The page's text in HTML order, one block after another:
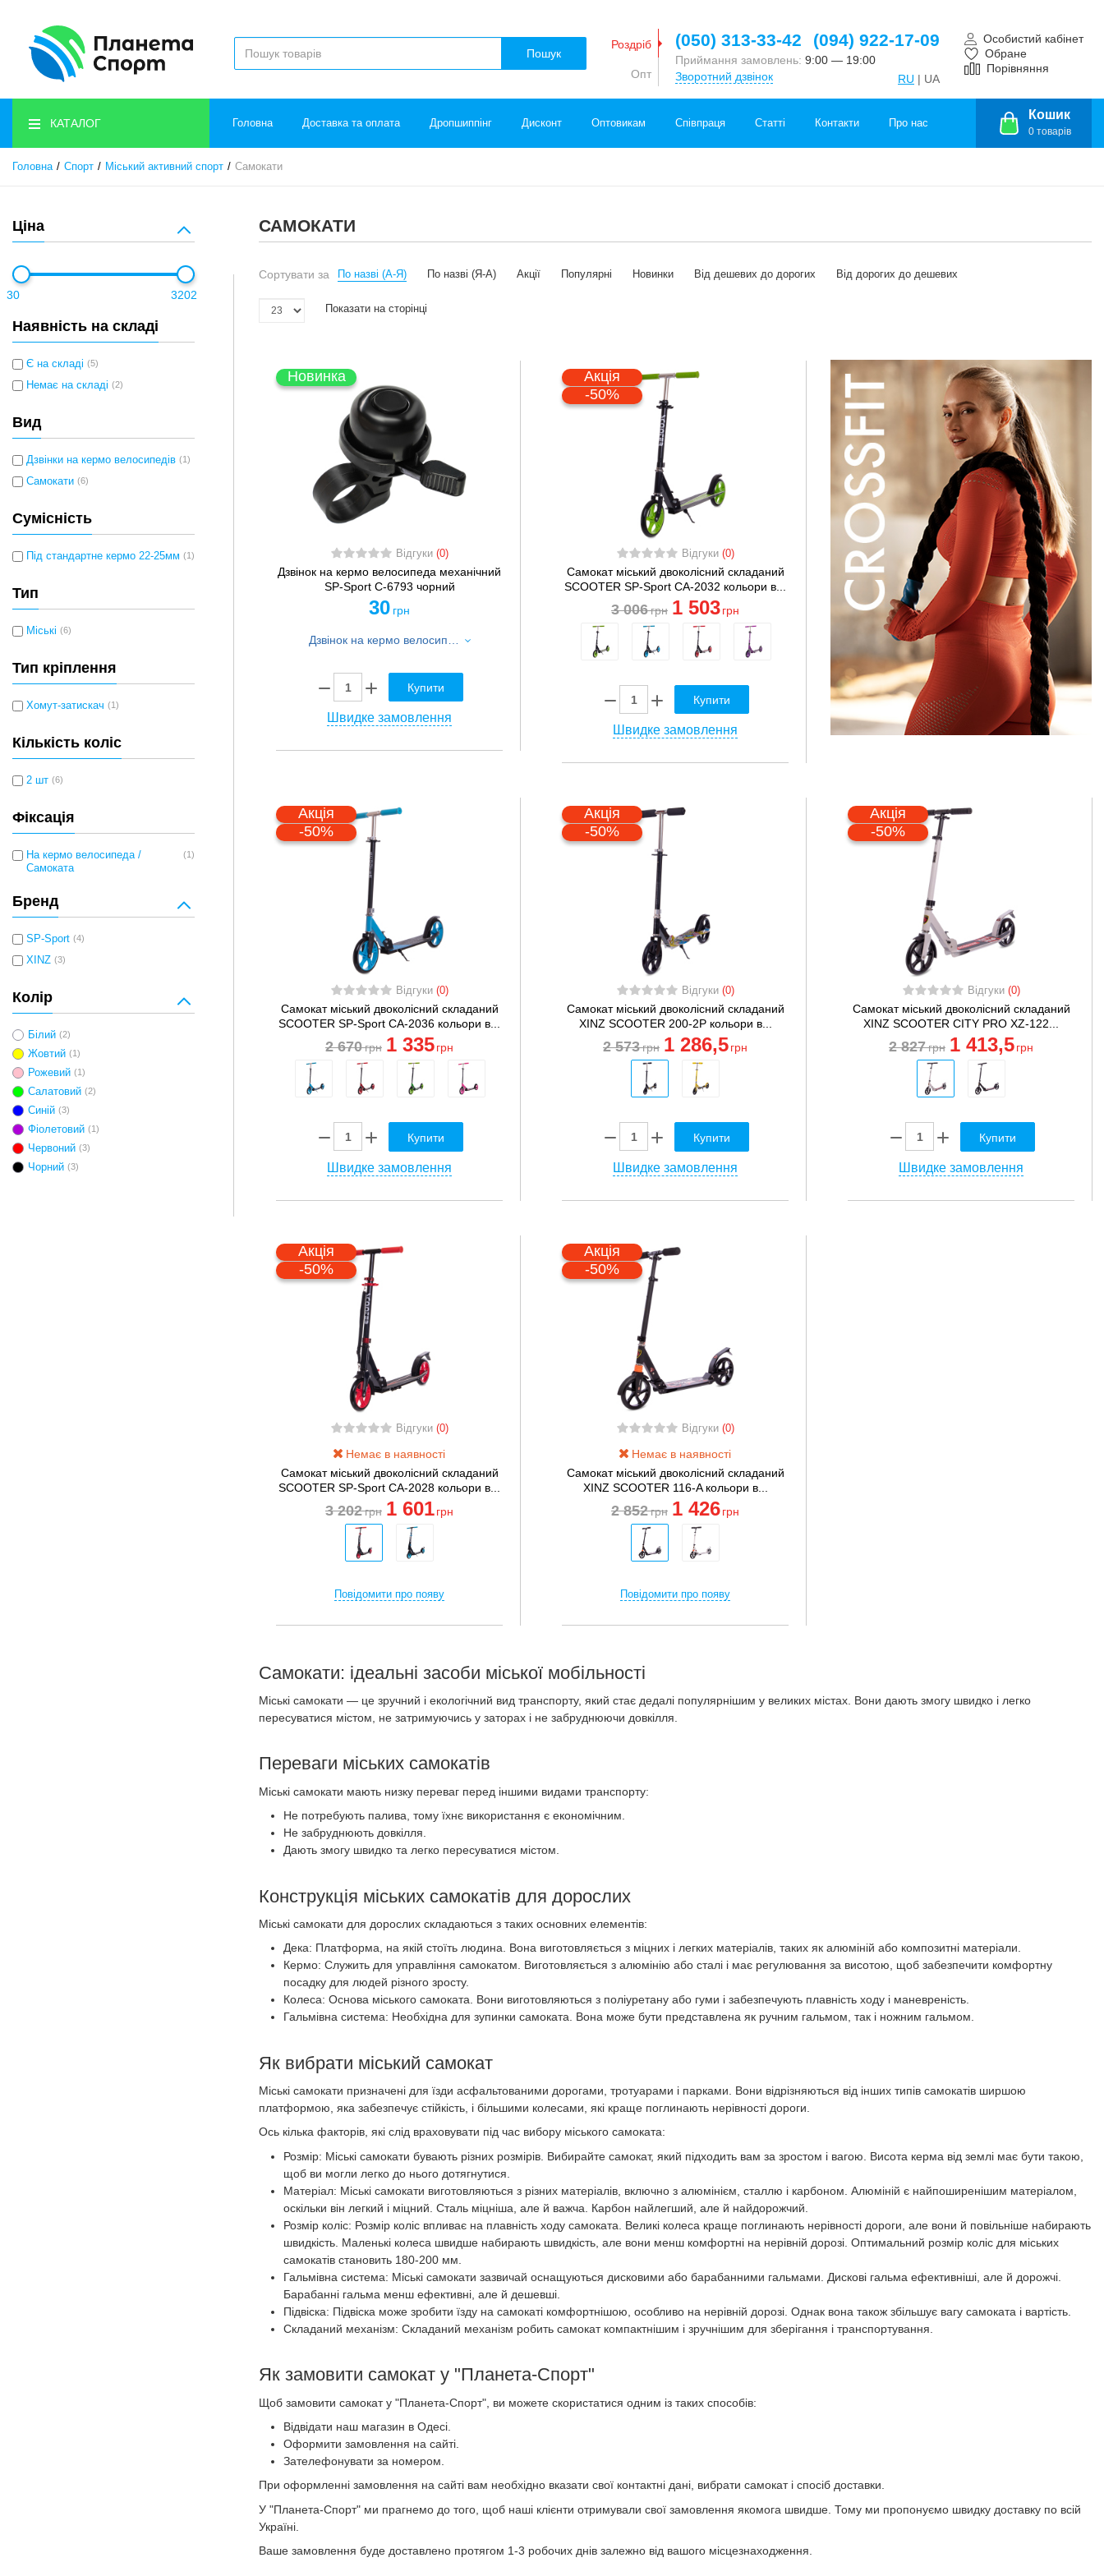
Пошук
Роздріб
Опт
(050) 313-33-42 (094) 922-17-09
Приймання замовлень: 9:00 — 19:00
Зворотний дзвінок
RU | UA
Особистий кабінет
Обране
Порівняння
КАТАЛОГ Головна Доставка та оплата Дропшиппінг Дисконт Оптовикам Співпраця Статті Контакти Про нас
Кошик
0 товарів
Головна Спорт Міський активний спорт Самокати
Ціна
30 3202
Наявність на складі
Є на складі (5)
Немає на складі (2)
Вид
Дзвінки на кермо велосипедів (1)
Самокати (6)
Сумісність
Під стандартне кермо 22-25мм (1)
Тип
Міські (6)
Тип кріплення
Хомут-затискач (1)
Кількість коліс
2 шт (6)
Фіксація
На кермо велосипеда /
Самоката
(1)
Бренд
SP-Sport (4)
XINZ (3)
Колір
Білий (2)
Жовтий (1)
Рожевий (1)
Салатовий (2)
Синій (3)
Фіолетовий (1)
Червоний (3)
Чорний (3)
САМОКАТИ
Сортувати за По назві (А-Я) По назві (Я-А) Акції Популярні Новинки Від дешевих до дорогих Від дорогих до дешевих
Показати на сторінці
Новинка
Відгуки (0)
Дзвінок на кермо велосипеда механічний
SP-Sport C-6793 чорний
30 грн
Купити
Швидке замовлення
Акція
-50%
Відгуки (0)
Самокат міський двоколісний складаний
SCOOTER SP-Sport CA-2032 кольори в...
3 006грн 1 503 грн
Купити
Швидке замовлення
Акція
-50%
Відгуки (0)
Самокат міський двоколісний складаний
SCOOTER SP-Sport CA-2036 кольори в...
2 670грн 1 335 грн
Купити
Швидке замовлення
Акція
-50%
Відгуки (0)
Самокат міський двоколісний складаний
XINZ SCOOTER 200-2P кольори в...
2 573грн 1 286,5 грн
Купити
Швидке замовлення
Акція
-50%
Відгуки (0)
Самокат міський двоколісний складаний
XINZ SCOOTER CITY PRO XZ-122...
2 827грн 1 413,5 грн
Купити
Швидке замовлення
Акція
-50%
Відгуки (0)
Немає в наявності
Самокат міський двоколісний складаний
SCOOTER SP-Sport CA-2028 кольори в...
3 202грн 1 601 грн
Повідомити про появу
Акція
-50%
Відгуки (0)
Немає в наявності
Самокат міський двоколісний складаний
XINZ SCOOTER 116-A кольори в...
2 852грн 1 426 грн
Повідомити про появу
Самокати: ідеальні засоби міської мобільності
Міські самокати — це зручний і екологічний вид транспорту, який стає дедалі популярнішим у великих містах. Вони дають змогу швидко і легко
пересуватися містом, не затримуючись у заторах і не забруднюючи довкілля.
Переваги міських самокатів
Міські самокати мають низку переваг перед іншими видами транспорту:
Не потребують палива, тому їхнє використання є економічним.
Не забруднюють довкілля.
Дають змогу швидко та легко пересуватися містом.
Конструкція міських самокатів для дорослих
Міські самокати для дорослих складаються з таких основних елементів:
Дека: Платформа, на якій стоїть людина. Вона виготовляється з міцних і легких матеріалів, таких як алюміній або композитні матеріали.
Кермо: Служить для управління самокатом. Виготовляється з алюмінію або сталі і має регулювання за висотою, щоб забезпечити комфортну
посадку для людей різного зросту.
Колеса: Основа міського самоката. Вони виготовляються з поліуретану або гуми і забезпечують плавність ходу і маневреність.
Гальмівна система: Необхідна для зупинки самоката. Вона може бути представлена як ручним гальмом, так і ножним гальмом.
Як вибрати міський самокат
Міські самокати призначені для їзди асфальтованими дорогами, тротуарами і парками. Вони відрізняються від інших типів самокатів ширшою
платформою, яка забезпечує стійкість, і більшими колесами, які краще поглинають нерівності дороги.
Ось кілька факторів, які слід враховувати під час вибору міського самоката:
Розмір: Міські самокати бувають різних розмірів. Вибирайте самокат, який підходить вам за зростом і вагою. Висота керма від землі має бути такою,
щоб ви могли легко до нього дотягнутися.
Матеріал: Міські самокати виготовляються з різних матеріалів, включно з алюмінієм, сталлю і карбоном. Алюміній є найпоширенішим матеріалом,
оскільки він легкий і міцний. Сталь міцніша, але й важча. Карбон найлегший, але й найдорожчий.
Розмір коліс: Розмір коліс впливає на плавність ходу самоката. Великі колеса краще поглинають нерівності дороги, але вони й повільніше набирають
швидкість. Маленькі колеса швидше набирають швидкість, але вони менш комфортні на нерівній дорозі. Оптимальний розмір коліс для міських
самокатів становить 180-200 мм.
Гальмівна система: Міські самокати зазвичай оснащуються дисковими або барабанними гальмами. Дискові гальма ефективніші, але й дорожчі.
Барабанні гальма менш ефективні, але й дешевші.
Підвіска: Підвіска може зробити їзду на самокаті комфортнішою, особливо на нерівній дорозі. Однак вона також збільшує вагу самоката і вартість.
Складаний механізм: Складаний механізм робить самокат компактнішим і зручнішим для зберігання і транспортування.
Як замовити самокат у "Планета-Спорт"
Щоб замовити самокат у "Планета-Спорт", ви можете скористатися одним із таких способів:
Відвідати наш магазин в Одесі.
Оформити замовлення на сайті.
Зателефонувати за номером.
При оформленні замовлення на сайті вам необхідно вказати свої контактні дані, вибрати самокат і спосіб доставки.
У "Планета-Спорт" ми прагнемо до того, щоб наші клієнти отримували свої замовлення якомога швидше. Тому ми пропонуємо швидку доставку по всій
Україні.
Ваше замовлення буде доставлено протягом 1-3 робочих днів залежно від вашого місцезнаходження.